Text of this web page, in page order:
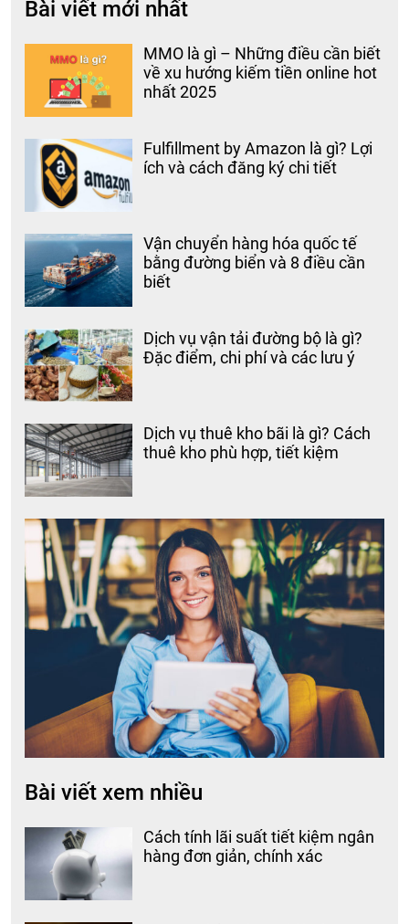
Bài viết mới nhất
MMO là gì – Những điều cần biết
về xu hướng kiếm tiền online hot
nhất 2025
Fulfillment by Amazon là gì? Lợi
ích và cách đăng ký chi tiết
Vận chuyển hàng hóa quốc tế
bằng đường biển và 8 điều cần
biết
Dịch vụ vận tải đường bộ là gì?
Đặc điểm, chi phí và các lưu ý
Dịch vụ thuê kho bãi là gì? Cách
thuê kho phù hợp, tiết kiệm
Bài viết xem nhiều
Cách tính lãi suất tiết kiệm ngân
hàng đơn giản, chính xác